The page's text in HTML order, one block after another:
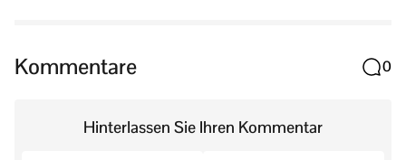
Kommentare 0
Hinterlassen Sie Ihren Kommentar